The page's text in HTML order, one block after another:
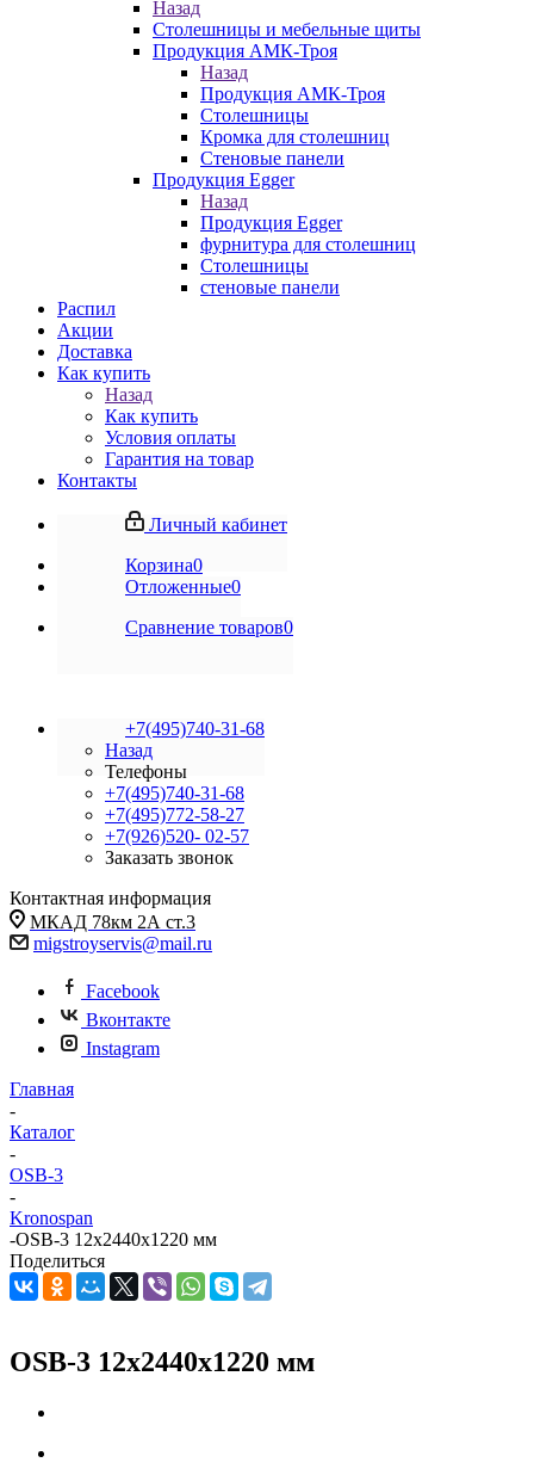
Назад
Столешницы и мебельные щиты
Продукция АМК-Троя
Назад
Продукция АМК-Троя
Столешницы
Кромка для столешниц
Стеновые панели
Продукция Egger
Назад
Продукция Egger
фурнитура для столешниц
Столешницы
стеновые панели
Распил
Акции
Доставка
Как купить
Назад
Как купить
Условия оплаты
Гарантия на товар
Контакты
Личный кабинет
Корзина0
Отложенные0
Сравнение товаров0
+7(495)740-31-68
Назад
Телефоны
+7(495)740-31-68
+7(495)772-58-27
+7(926)520- 02-57
Заказать звонок
Контактная информация
МКАД 78км 2А ст.3
migstroyservis@mail.ru
Facebook
Вконтакте
Instagram
Главная
-
Каталог
-
OSB-3
-
Kronospan
-OSB-3 12х2440x1220 мм
Поделиться
OSB-3 12х2440x1220 мм